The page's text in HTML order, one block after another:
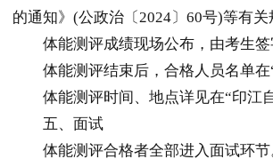
的通知》(公政治〔2024〕60号)等有
体能测评成绩现场公布，由考生签
体能测评结束后，合格人员名单在“
体能测评时间、地点详见在“印江自
五、面试
体能测评合格者全部进入面试环节